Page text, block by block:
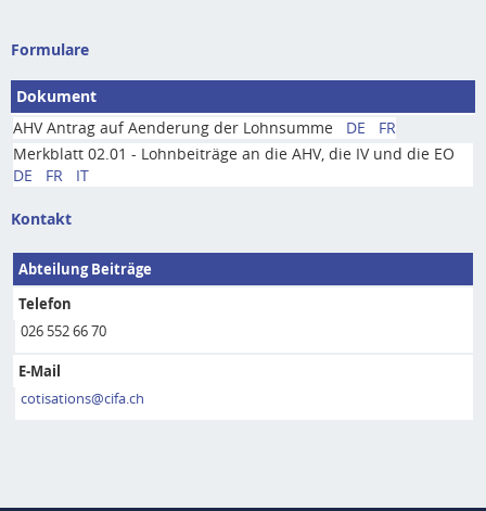
Formulare
Dokument
AHV Antrag auf Aenderung der Lohnsumme DE
FR
Merkblatt 02.01 - Lohnbeiträge an die AHV, die IV und die EO
DE
FR IT
Kontakt
Abteilung Beiträge
Telefon
026 552 66 70
E-Mail
cotisations@cifa.ch